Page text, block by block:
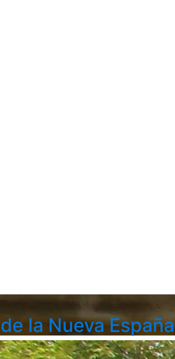
la Nueva España